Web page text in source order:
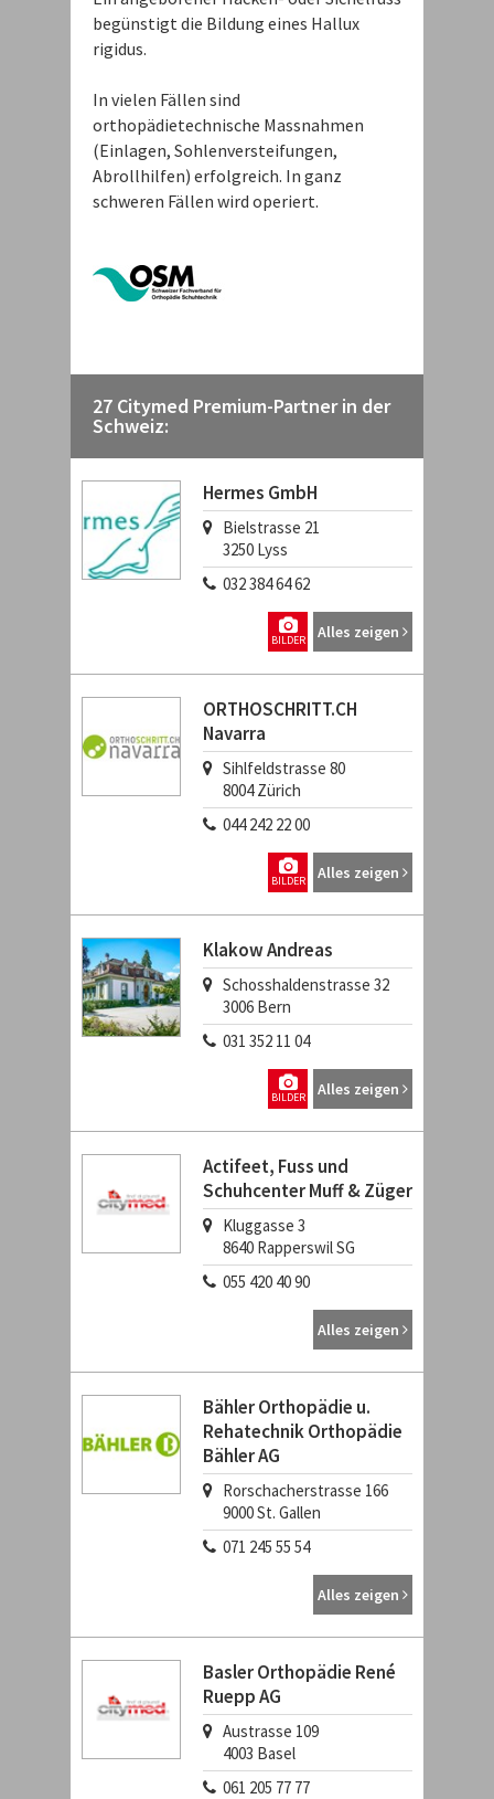
begünstigt die Bildung eines Hallux
rigidus.
In vielen Fällen sind
orthopädietechnische Massnahmen
(Einlagen, Sohlenversteifungen,
Abrollhilfen) erfolgreich. In ganz
schweren Fällen wird operiert.
27 Citymed Premium-Partner in der
Schweiz:
Hermes GmbH
Bielstrasse 21
3250 Lyss
032 384 64 62
Alles zeigen
BILDER
ORTHOSCHRITT.CH
Navarra
Sihlfeldstrasse 80
8004 Zürich
044 242 22 00
Alles zeigen
BILDER
Klakow Andreas
Schosshaldenstrasse 32
3006 Bern
031 352 11 04
Alles zeigen
BILDER
Actifeet, Fuss und
Schuhcenter Muff & Züger
Kluggasse 3
8640 Rapperswil SG
055 420 40 90
Alles zeigen
Bähler Orthopädie u.
Rehatechnik Orthopädie
Bähler AG
Rorschacherstrasse 166
9000St. Gallen
071 245 55 54
Alles zeigen
Basler Orthopädie René
Ruepp AG
Austrasse 109
4003 Basel
061 205 77 77